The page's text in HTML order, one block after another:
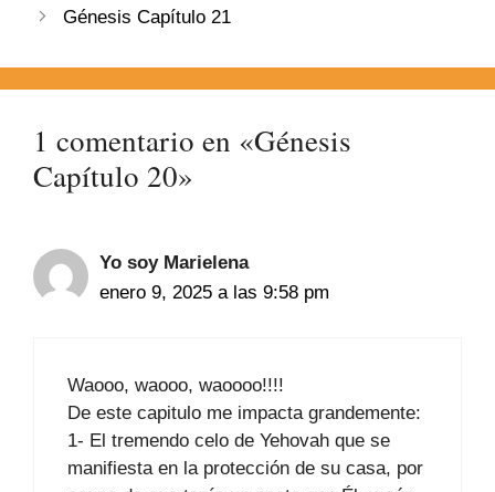
Génesis Capítulo 21
1 comentario en «Génesis
Capítulo 20»
Yo soy Marielena
enero 9, 2025 a las 9:58 pm
Waooo, waooo, waoooo!!!!
De este capitulo me impacta grandemente:
1- El tremendo celo de Yehovah que se
manifiesta en la protección de su casa, por